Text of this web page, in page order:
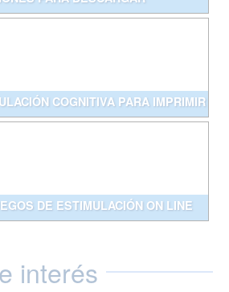
COGNITIVA PARA IMPRIMIR
DE ESTIMULACIÓN ON LINE
interés